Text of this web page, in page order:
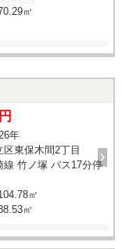
㎡
年
区東保木間2丁目
線 竹ノ塚 バス17分停
㎡
㎡